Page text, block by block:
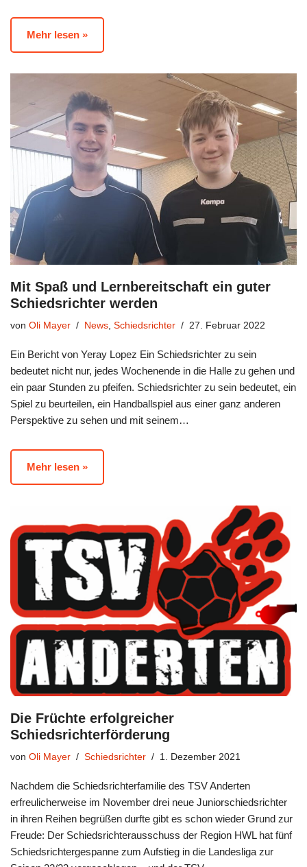
Mehr lesen »
Mit Spaß und Lernbereitschaft ein guter
Schiedsrichter werden
von Oli Mayer News Schiedsrichter 27. Februar 2022
Ein Bericht von Yeray Lopez Ein Schiedsrichter zu sein
bedeutet nicht nur, jedes Wochenende in die Halle zu gehen und
ein paar Stunden zu pfeifen. Schiedsrichter zu sein bedeutet, ein
Spiel zu beurteilen, ein Handballspiel aus einer ganz anderen
Perspektive zu sehen und mit seinem…
Mehr lesen »
Die Früchte erfolgreicher
Schiedsrichterförderung
von Oli Mayer Schiedsrichter 1. Dezember 2021
Nachdem die Schiedsrichterfamilie des TSV Anderten
erfreulicherweise im November drei neue Juniorschiedsrichter
in ihren Reihen begrüßen durfte gibt es schon wieder Grund zur
Freude: Der Schiedsrichterausschuss der Region HWL hat fünf
Schiedsrichtergespanne zum Aufstieg in die Landesliga zur